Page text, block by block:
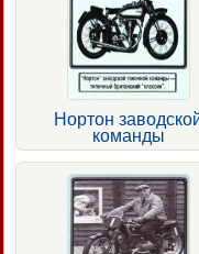
Нортон
команды